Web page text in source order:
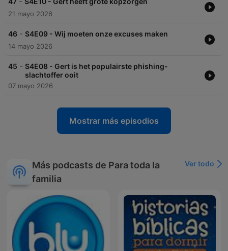
21 mayo 2026
46 - S4E09 - Wij moeten onze excuses maken
14 mayo 2026
45 - S4E08 - Gert is het populairste phishing-
slachtoffer ooit
07 mayo 2026
Mostrar más episodios
Más podcasts de Para toda la
familia
Ver todo